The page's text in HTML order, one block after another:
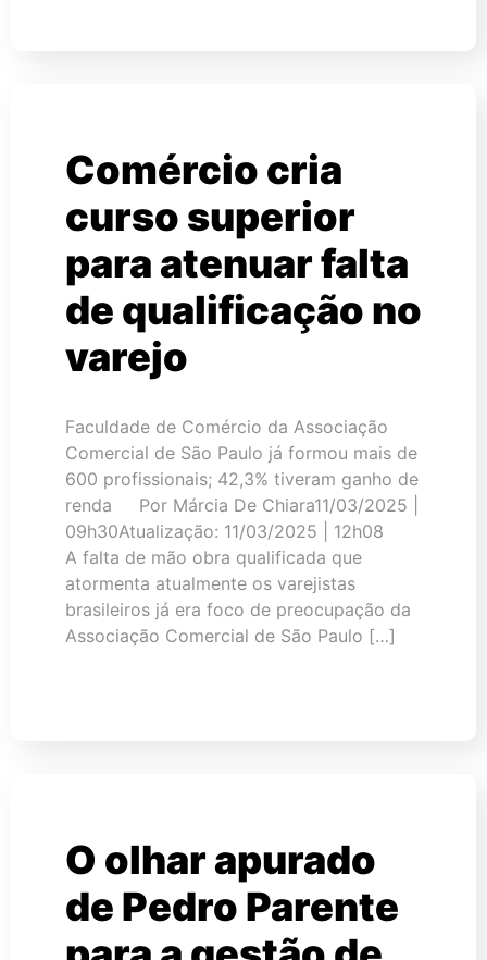
Comércio cria
curso superior
para atenuar falta
de qualificação no
varejo
Faculdade de Comércio da Associação
Comercial de São Paulo já formou mais de
600 profissionais; 42,3% tiveram ganho de
renda Por Márcia De Chiara11/03/2025 |
09h30Atualização: 11/03/2025 | 12h08
A falta de mão obra qualificada que
atormenta atualmente os varejistas
brasileiros já era foco de preocupação da
Associação Comercial de São Paulo […]
O olhar apurado
de Pedro Parente